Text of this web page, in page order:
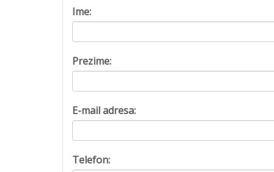
Ime:
Prezime:
E-mail adresa:
Telefon: